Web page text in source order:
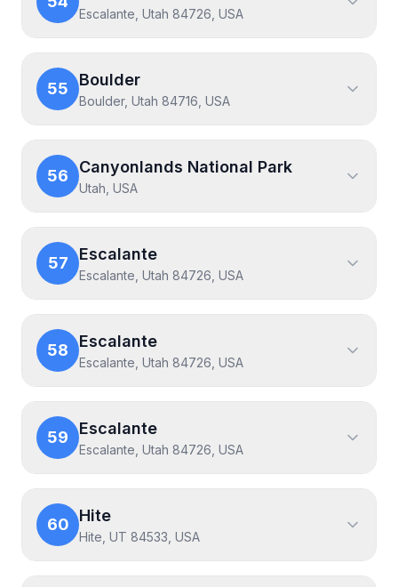
Escalante, Utah 84726, USA
55 Boulder
Boulder, Utah 84716, USA
56 Canyonlands National Park
Utah, USA
57 Escalante
Escalante, Utah 84726, USA
58 Escalante
Escalante, Utah 84726, USA
59 Escalante
Escalante, Utah 84726, USA
60 Hite
Hite, UT 84533, USA